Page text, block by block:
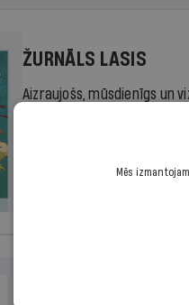
ŽURNĀLS LASIS
Aizraujošs, mūsdienīgs un
Mēs